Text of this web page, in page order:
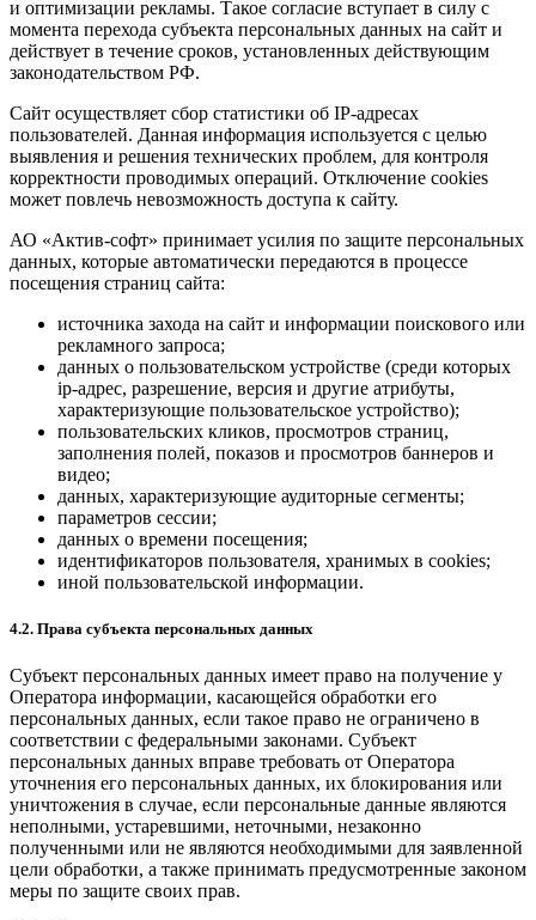
и оптимизации рекламы. Такое согласие вступает в силу с
момента перехода субъекта персональных данных на сайт и
действует в течение сроков, установленных действующим
законодательством РФ.
Сайт осуществляет сбор статистики об IP-адресах
пользователей. Данная информация используется с целью
выявления и решения технических проблем, для контроля
корректности проводимых операций. Отключение cookies
может повлечь невозможность доступа к сайту.
АО «Актив-софт» принимает усилия по защите персональных
данных, которые автоматически передаются в процессе
посещения страниц сайта:
источника захода на сайт и информации поискового или
рекламного запроса;
данных о пользовательском устройстве (среди которых
ip-адрес, разрешение, версия и другие атрибуты,
характеризующие пользовательское устройство);
пользовательских кликов, просмотров страниц,
заполнения полей, показов и просмотров баннеров и
видео;
данных, характеризующие аудиторные сегменты;
параметров сессии;
данных о времени посещения;
идентификаторов пользователя, хранимых в cookies;
иной пользовательской информации.
4.2. Права субъекта персональных данных
Субъект персональных данных имеет право на получение у
Оператора информации, касающейся обработки его
персональных данных, если такое право не ограничено в
соответствии с федеральными законами. Субъект
персональных данных вправе требовать от Оператора
уточнения его персональных данных, их блокирования или
уничтожения в случае, если персональные данные являются
неполными, устаревшими, неточными, незаконно
полученными или не являются необходимыми для заявленной
цели обработки, а также принимать предусмотренные законом
меры по защите своих прав.